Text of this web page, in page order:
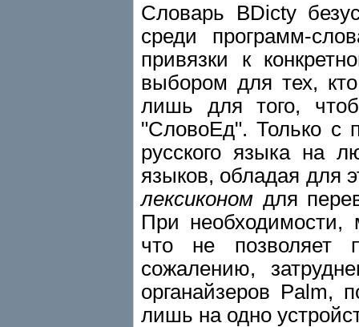
Словарь BDicty
среди программ-
привязки к
выбором для тех,
лишь для того,
"СловоЕд". Только с
русского языка на
языков, обладая для
лексиконом для
При необходимости,
что не позволяет
сожалению,
органайзеров Palm,
лишь на одно